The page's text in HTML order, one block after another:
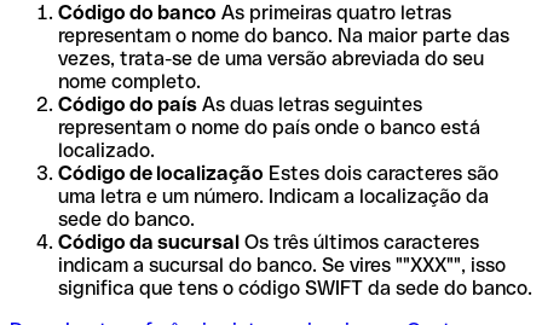
Código do banco As primeiras quatro letras
representam o nome do banco. Na maior parte das
vezes, trata-se de uma versão abreviada do seu
nome completo.
Código do país As duas letras seguintes
representam o nome do país onde o banco está
localizado.
Código de localização Estes dois caracteres são
uma letra e um número. Indicam a localização da
sede do banco.
Código da sucursal Os três últimos caracteres
indicam a sucursal do banco. Se vires ""XXX"", isso
significa que tens o código SWIFT da sede do banco.